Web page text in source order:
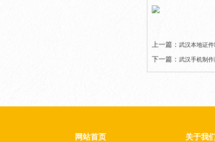
上一篇： 武汉本地证
下一篇： 武汉手机制
网站首页 关于我们